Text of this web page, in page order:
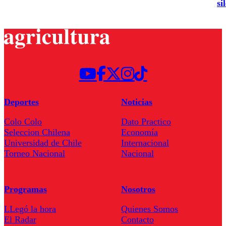
Deportes
Colo Colo
Seleccion Chilena
Universidad de Chile
Torneo Nacional
Noticias
Dato Practico
Economía
Internacional
Nacional
Programas
LLegó la hora
El Radar
Nosotros
Quienes Somos
Contacto